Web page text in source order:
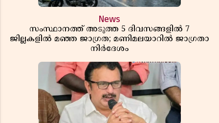
News
സംസ്ഥാനത്ത് അടുത്ത 5 ദിവസങ്ങളിൽ 7
ജില്ലകളിൽ മഞ്ഞ ജാഗ്രത; മണിമലയാറിൽ ജാഗ്രതാ
നിർദേശം